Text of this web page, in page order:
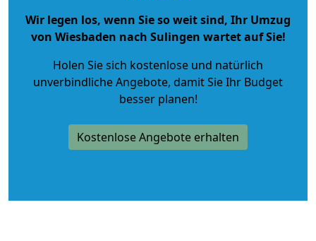
Wir legen los, wenn Sie so weit sind, Ihr Umzug
von Wiesbaden nach Sulingen wartet auf Sie!
Holen Sie sich kostenlose und natürlich
unverbindliche Angebote, damit Sie Ihr Budget
besser planen!
Kostenlose Angebote erhalten